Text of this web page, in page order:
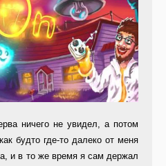
ничего не увидел, а потом
будто где-то далеко от меня
и в то же время я сам держал